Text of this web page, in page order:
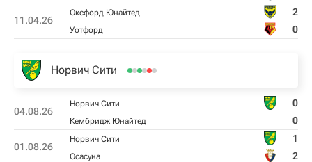
11.04.26
Оксфорд Юнайтед 2
Уотфорд 0
Норвич Сити
04.08.26
Норвич Сити 0
Кембридж Юнайтед 0
01.08.26
Норвич Сити 1
Осасуна 2